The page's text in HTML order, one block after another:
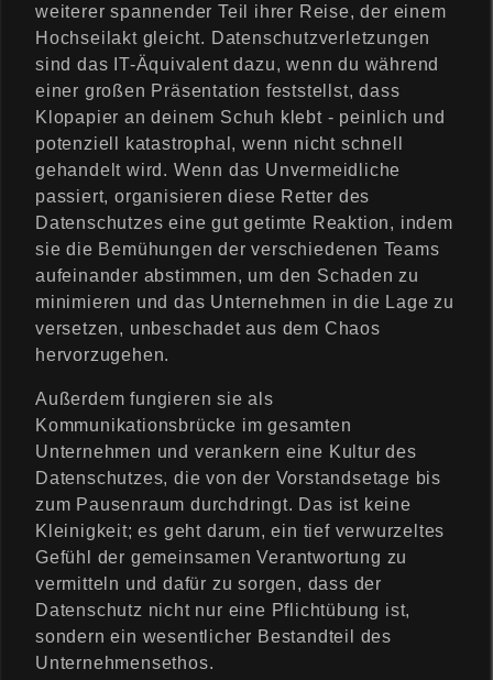
weiterer spannender Teil ihrer Reise, der einem
Hochseilakt gleicht. Datenschutzverletzungen
sind das IT-Äquivalent dazu, wenn du während
einer großen Präsentation feststellst, dass
Klopapier an deinem Schuh klebt - peinlich und
potenziell katastrophal, wenn nicht schnell
gehandelt wird. Wenn das Unvermeidliche
passiert, organisieren diese Retter des
Datenschutzes eine gut getimte Reaktion, indem
sie die Bemühungen der verschiedenen Teams
aufeinander abstimmen, um den Schaden zu
minimieren und das Unternehmen in die Lage zu
versetzen, unbeschadet aus dem Chaos
hervorzugehen.
Außerdem fungieren sie als
Kommunikationsbrücke im gesamten
Unternehmen und verankern eine Kultur des
Datenschutzes, die von der Vorstandsetage bis
zum Pausenraum durchdringt. Das ist keine
Kleinigkeit; es geht darum, ein tief verwurzeltes
Gefühl der gemeinsamen Verantwortung zu
vermitteln und dafür zu sorgen, dass der
Datenschutz nicht nur eine Pflichtübung ist,
sondern ein wesentlicher Bestandteil des
Unternehmensethos.